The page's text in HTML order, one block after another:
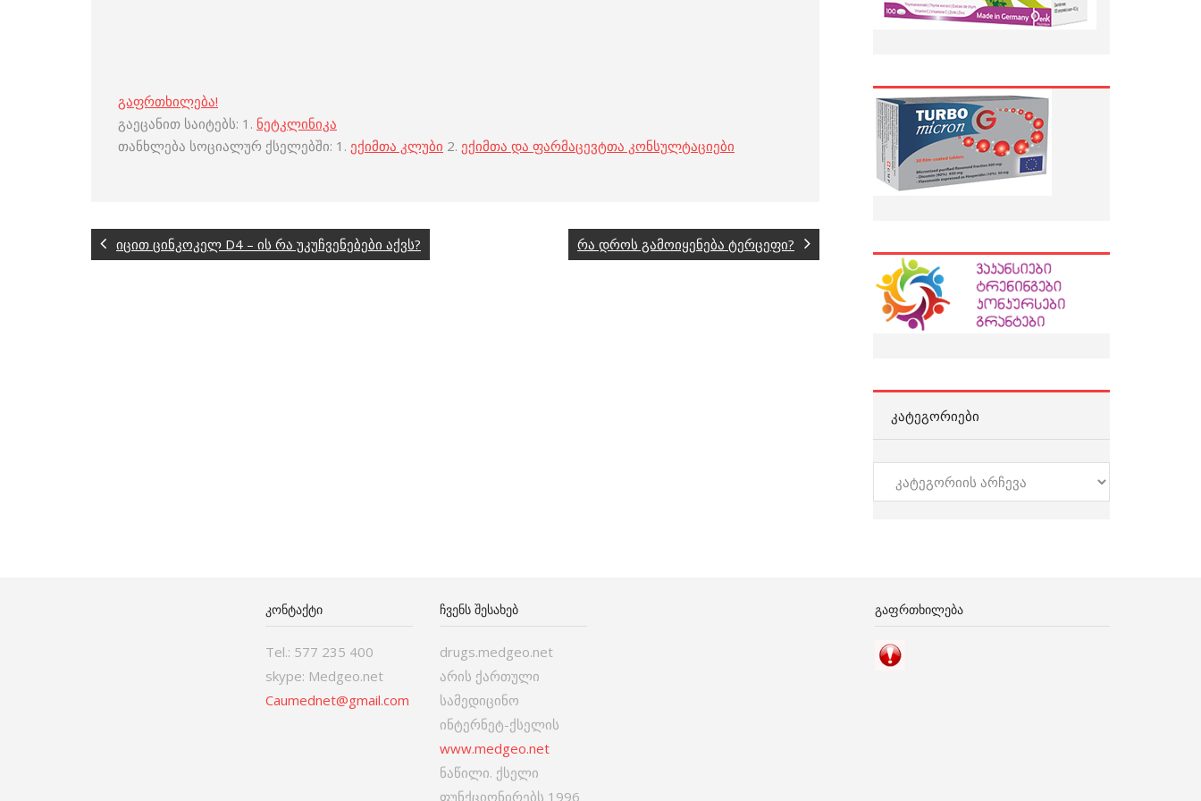
გაფრთხილება!
გაეცანით საიტებს: 1. ნეტკლინიკა
თანხლება სოციალურ ქსელებში: 1. ექიმთა კლუბი 2. ექიმთა და ფარმაცევტთა კონსულტაციები
იცით ცინკოკელ D4 – ის რა უკუჩვენებები აქვს? რა დროს გამოიყენება ტერცეფი?
ᲙᲐᲢᲔᲒᲝᲠᲘᲔᲑᲘ
კატეგორიები
ᲙᲝᲜᲢᲐᲥᲢᲘ
Tel.: 577 235 400
skype: Medgeo.net
Caumednet@gmail.com
ᲩᲕᲔᲜᲡ ᲨᲔᲡᲐᲮᲔᲑ
drugs.medgeo.net
არის ქართული
სამედიცინო
ინტერნეტ-ქსელის
www.medgeo.net
ნაწილი. ქსელი
ფუნქციონირებს 1996
ᲒᲐᲤᲠᲗᲮᲘᲚᲔᲑᲐ